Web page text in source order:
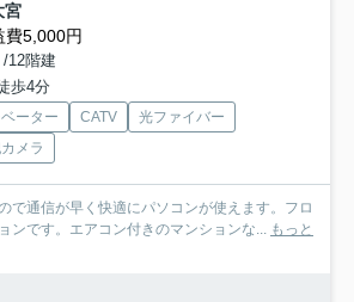
宮
費5,000円
12階建
歩4分
ーター CATV
光ファイバー
メラ
で通信が早く快適にパソコンが使えます。フロ
ンです。エアコン付きのマンションな... もっと